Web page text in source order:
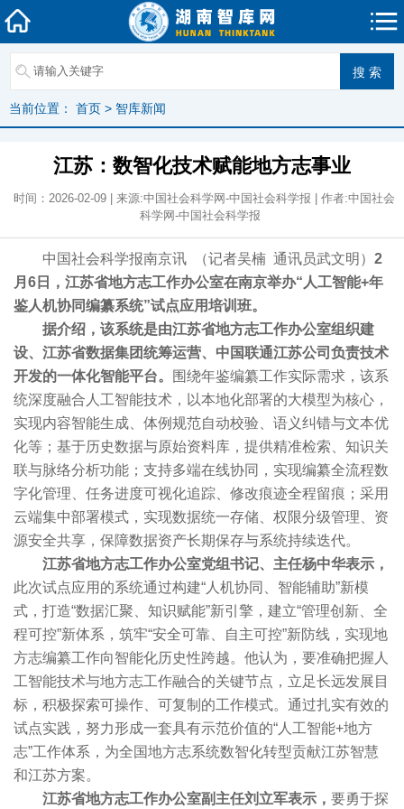
当前位置： 首页 > 智库新闻
江苏：数智化技术赋能地方志事业
时间：2026-02-09 | 来源:中国社会科学网-中国社会科学报 | 作者:中国社会
科学网-中国社会科学报
中国社会科学报南京讯 （记者吴楠 通讯员武文明） 2
月6日，江苏省地方志工作办公室在南京举办“人工智能+年
鉴人机协同编纂系统”试点应用培训班。
据介绍，该系统是由江苏省地方志工作办公室组织建
设、江苏省数据集团统筹运营、中国联通江苏公司负责技术
开发的一体化智能平台。
围绕年鉴编纂工作实际需求，该系
统深度融合人工智能技术，以本地化部署的大模型为核心，
实现内容智能生成、体例规范自动校验、语义纠错与文本优
化等；基于历史数据与原始资料库，提供精准检索、知识关
联与脉络分析功能；支持多端在线协同，实现编纂全流程数
字化管理、任务进度可视化追踪、修改痕迹全程留痕；采用
云端集中部署模式，实现数据统一存储、权限分级管理、资
源安全共享，保障数据资产长期保存与系统持续迭代。
江苏省地方志工作办公室党组书记、主任杨中华表示，
此次试点应用的系统通过构建“人机协同、智能辅助”新模
式，打造“数据汇聚、知识赋能”新引擎，建立“管理创新、全
程可控”新体系，筑牢“安全可靠、自主可控”新防线，实现地
方志编纂工作向智能化历史性跨越。他认为，要准确把握人
工智能技术与地方志工作融合的关键节点，立足长远发展目
标，积极探索可操作、可复制的工作模式。通过扎实有效的
试点实践，努力形成一套具有示范价值的“人工智能+地方
志”工作体系，为全国地方志系统数智化转型贡献江苏智慧
和江苏方案。
江苏省地方志工作办公室副主任刘立军表示， 要勇于探